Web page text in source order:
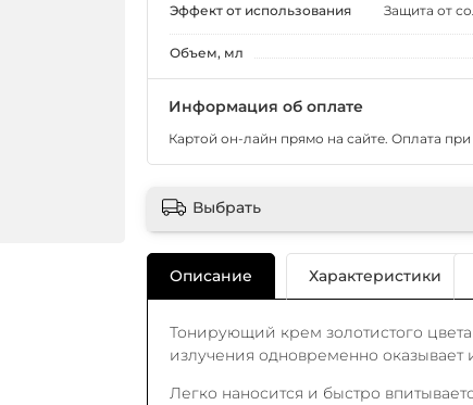
Эффект от использования Защита от
Объем, мл
Информация об оплате
Картой он-лайн прямо на сайте. Оплата
Выбрать
Описание Характеристики
Тонирующий крем золотистого
излучения одновременно
Легко наносится и быстро